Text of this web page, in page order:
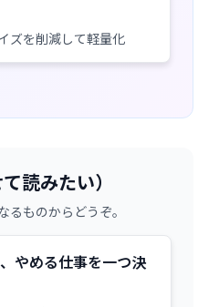
ズを削減して軽量化
読みたい）
るものからどうぞ。
やめる仕事を一つ決